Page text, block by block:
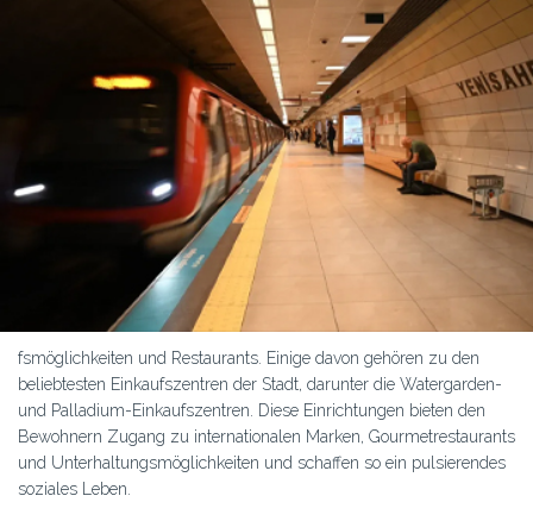
fsmöglichkeiten und Restaurants. Einige davon gehören zu den
beliebtesten Einkaufszentren der Stadt, darunter die Watergarden-
und Palladium-Einkaufszentren. Diese Einrichtungen bieten den
Bewohnern Zugang zu internationalen Marken, Gourmetrestaurants
und Unterhaltungsmöglichkeiten und schaffen so ein pulsierendes
soziales Leben.